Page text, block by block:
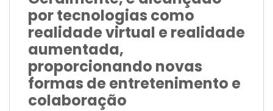
por tecnologias como
realidade virtual e realidade
aumentada,
proporcionando novas
formas de entretenimento e
colaboração